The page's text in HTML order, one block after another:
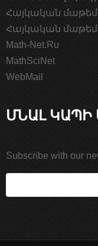
Հայկական
Հայկական
Math-Net.Ru
MathSciNet
WebMail
ՄՆԱԼ ԿԱՊԻ
Subscribe with our